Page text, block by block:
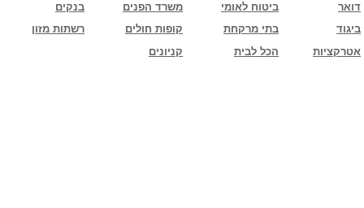
בנקים משרד הפנים ביטוח לאומי
דואר
רשתות מזון
קופות חולים בתי מרקחת
ביגוד
קניונים
הכל לבית אטרקציות